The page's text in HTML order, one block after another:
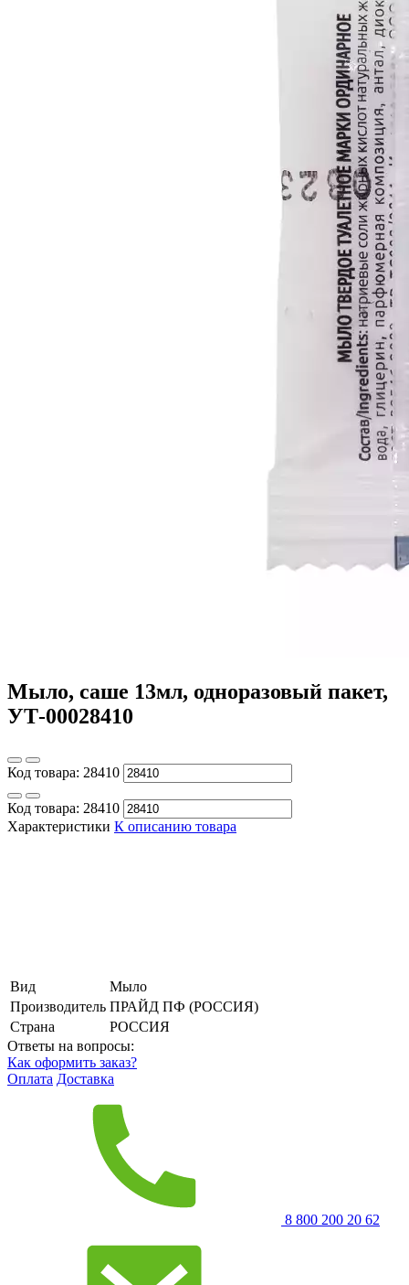
Мыло, саше 13мл, одноразовый пакет,
УТ-00028410
Код товара: 28410
Код товара: 28410
Характеристики К описанию товара
Вид
Мыло
Производитель ПРАЙД ПФ (РОССИЯ)
Страна
РОССИЯ
Ответы на вопросы:
Как оформить заказ?
Оплата Доставка
8 800 200 20 62